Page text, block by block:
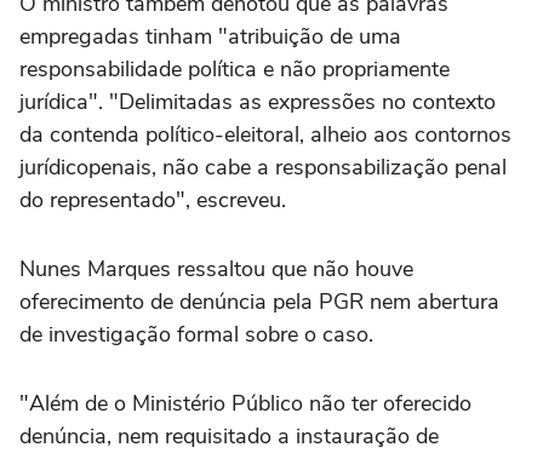
empregadas tinham "atribuição de uma
responsabilidade política e não propriamente
jurídica". "Delimitadas as expressões no contexto
da contenda político-eleitoral, alheio aos contornos
jurídicopenais, não cabe a responsabilização penal
do representado", escreveu.
Nunes Marques ressaltou que não houve
oferecimento de denúncia pela PGR nem abertura
de investigação formal sobre o caso.
"Além de o Ministério Público não ter oferecido
denúncia, nem requisitado a instauração de